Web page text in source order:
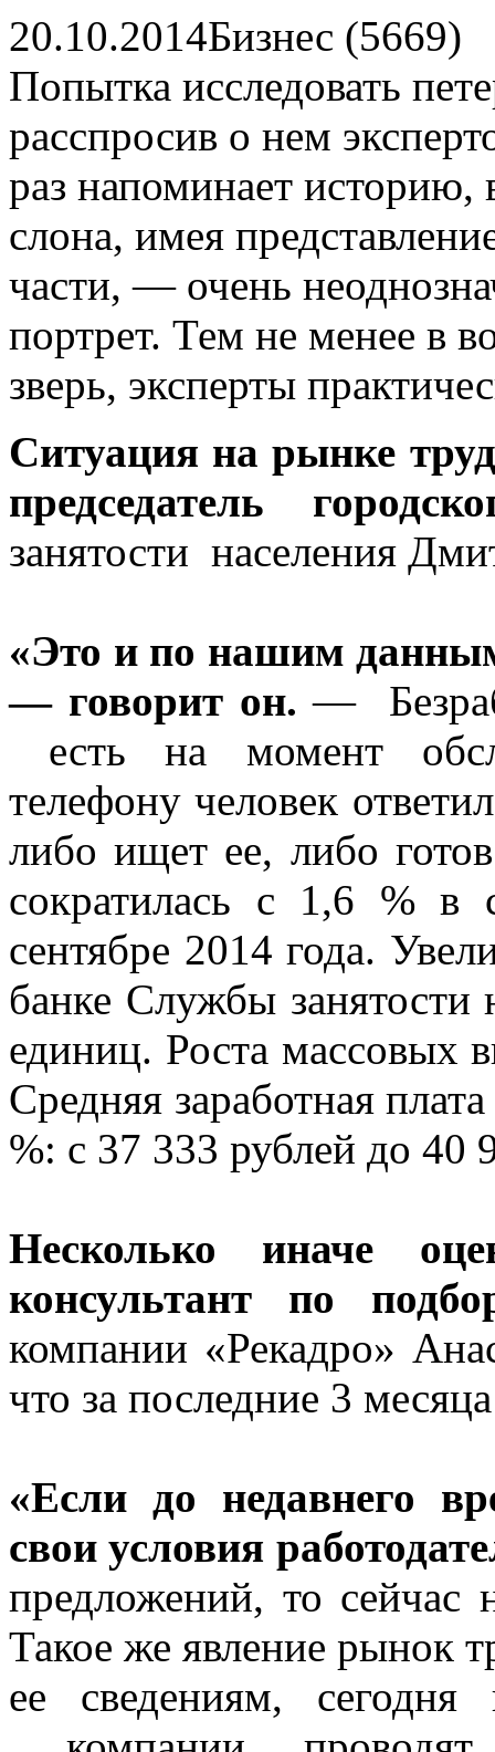
20.10.2014Бизнес (5669)
Попытка исследовать
расспросив о нем
раз напоминает
слона, имея
части, — очень
портрет. Тем не менее в
зверь, эксперты
Ситуация на рынке
председатель
занятости населения
«Это и по нашим
— говорит он. —
есть на момент
телефону человек
либо ищет ее, либо
сократилась с 1,6 % в
сентябре 2014 года.
банке Службы
единиц. Роста массовых
Средняя заработная
%: с 37 333 рублей до 40
Несколько иначе
консультант по
компании «Рекадро»
что за последние 3
«Если до недавнего
свои условия
предложений, то
Такое же явление рынок
ее сведениям,